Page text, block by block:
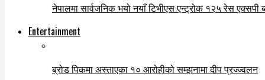
नेपालमा सार्वजनिक भयो नयाँ टिभीएस एन्ट्रोक १२५ रेस एक्सपी
Entertainment
ब्रोड पिकमा अस्ताएका १० आरोहीको सम्झनामा दीप प्रज्ज्वलन